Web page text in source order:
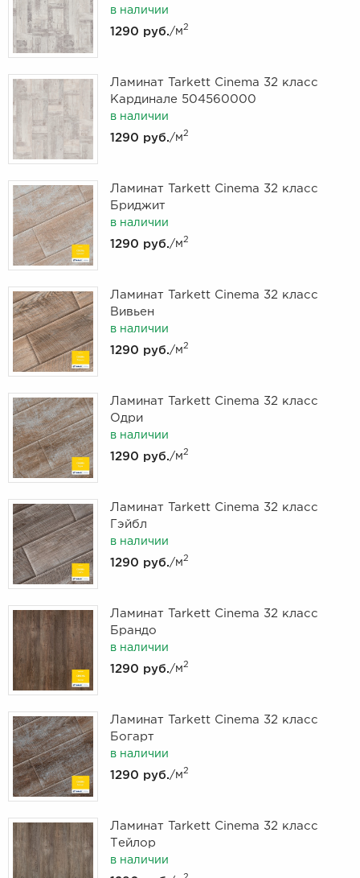
в наличии
1290 руб. /м 2
Ламинат Tarkett Cinema 32 класс
Кардинале 504560000
в наличии
1290 руб. /м 2
Ламинат Tarkett Cinema 32 класс
Бриджит
в наличии
1290 руб. /м 2
Ламинат Tarkett Cinema 32 класс
Вивьен
в наличии
1290 руб. /м 2
Ламинат Tarkett Cinema 32 класс
Одри
в наличии
1290 руб. /м 2
Ламинат Tarkett Cinema 32 класс
Гэйбл
в наличии
1290 руб. /м 2
Ламинат Tarkett Cinema 32 класс
Брандо
в наличии
1290 руб. /м 2
Ламинат Tarkett Cinema 32 класс
Богарт
в наличии
1290 руб. /м 2
Ламинат Tarkett Cinema 32 класс
Тейлор
в наличии